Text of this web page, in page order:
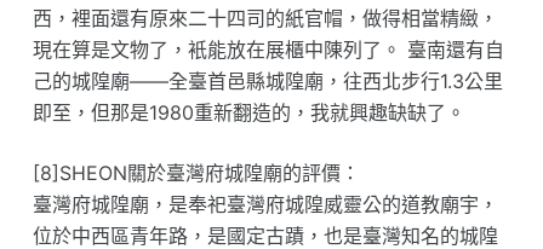
西，裡面還有原來二十四司的紙官帽，做得相當精緻，
現在算是文物了，衹能放在展櫃中陳列了。 臺南還有自
己的城隍廟——全臺首邑縣城隍廟，往西北步行1.3公里
即至，但那是1980重新翻造的，我就興趣缺缺了。
[8]SHEON關於臺灣府城隍廟的評價：
臺灣府城隍廟，是奉祀臺灣府城隍威靈公的道教廟宇，
位於中西區青年路，是國定古蹟，也是臺灣知名的城隍